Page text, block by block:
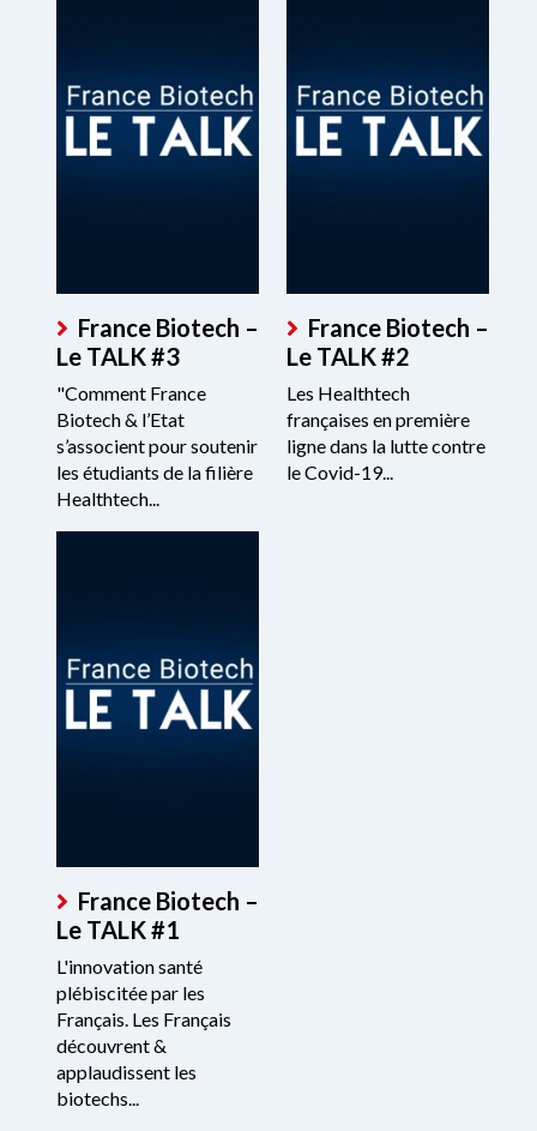
France Biotech –
Le TALK #3
"Comment France
Biotech & l’Etat
s’associent pour soutenir
les étudiants de la filière
Healthtech...
France Biotech –
Le TALK #2
Les Healthtech
françaises en première
ligne dans la lutte contre
le Covid-19...
France Biotech –
Le TALK #1
L'innovation santé
plébiscitée par les
Français. Les Français
découvrent &
applaudissent les
biotechs...